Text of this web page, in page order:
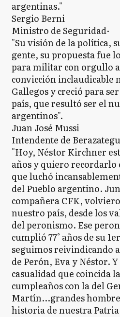
argentinas."
Sergio Berni
Ministro de Seguridad·
"Su visión de la política,
gente, su propuesta fue
para militar con orgullo
convicción inclaudicable
Gallegos y creció para
país, que resultó ser el
argentinos".
Juan José Mussi
Intendente de
"Hoy, Néstor Kirchner
años y quiero recordarlo
que luchó
del Pueblo argentino.
compañera CFK,
nuestro país, desde los
del peronismo. Ese
cumplió 77° años de su
seguimos reivindicando
de Perón, Eva y Néstor.
casualidad que coincida
cumpleaños con la del
Martín...grandes
historia de nuestra